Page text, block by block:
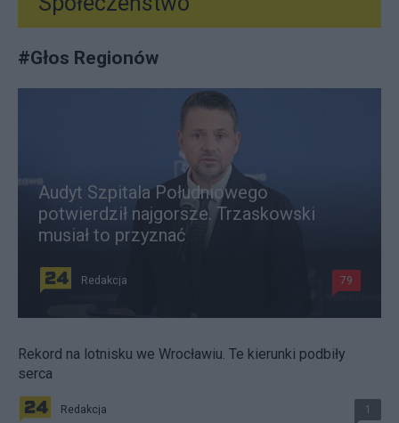
#Głos Regionów
Audyt Szpitala Południowego
potwierdził najgorsze. Trzaskowski
musiał to przyznać
Redakcja 79
Rekord na lotnisku we Wrocławiu. Te kierunki podbiły
serca
Redakcja 1